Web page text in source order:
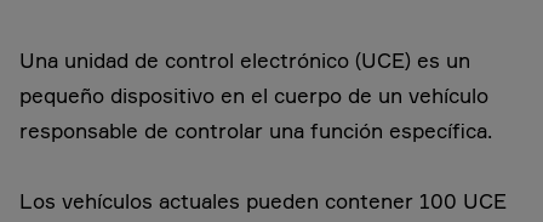
Una unidad de control electrónico (UCE) es un
pequeño dispositivo en el cuerpo de un vehículo
responsable de controlar una función específica.
Los vehículos actuales pueden contener 100 UCE